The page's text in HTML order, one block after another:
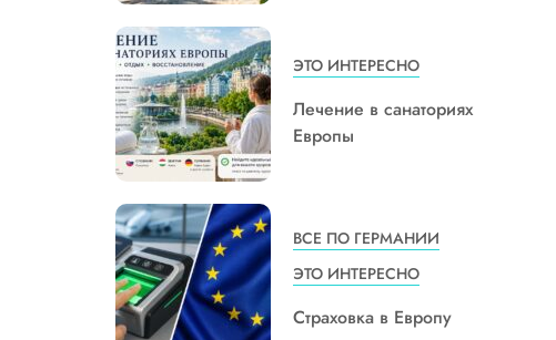
ЭТО ИНТЕРЕСНО
Лечение в санаториях
Европы
ВСЕ ПО ГЕРМАНИИ
ЭТО ИНТЕРЕСНО
Страховка в Европу